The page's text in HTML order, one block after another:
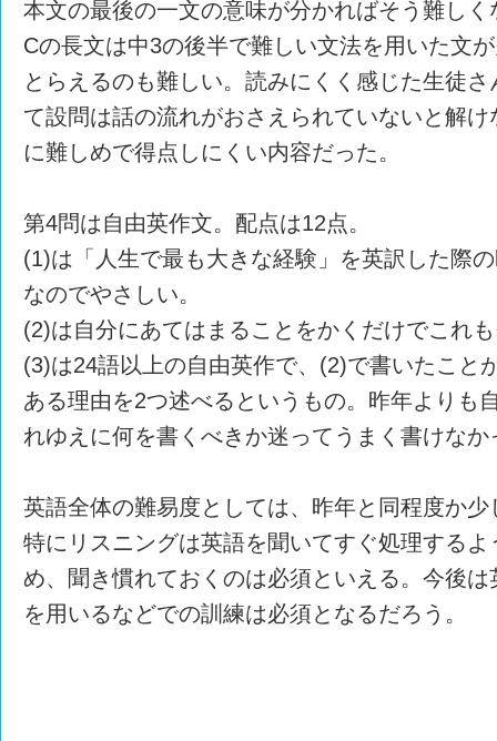
本文の最後の一文の意味が分かればそう難し
Cの長文は中3の後半で難しい文法を用いた文
とらえるのも難しい。読みにくく感じた生徒
て設問は話の流れがおさえられていないと解
に難しめで得点しにくい内容だった。
第4問は自由英作文。配点は12点。
(1)は「人生で最も大きな経験」を英訳した際
なのでやさしい。
(2)は自分にあてはまることをかくだけでこれ
(3)は24語以上の自由英作で、(2)で書いたこと
ある理由を2つ述べるというもの。昨年よりも
れゆえに何を書くべきか迷ってうまく書けな
英語全体の難易度としては、昨年と同程度か
特にリスニングは英語を聞いてすぐ処理する
め、聞き慣れておくのは必須といえる。今後
を用いるなどでの訓練は必須となるだろう。